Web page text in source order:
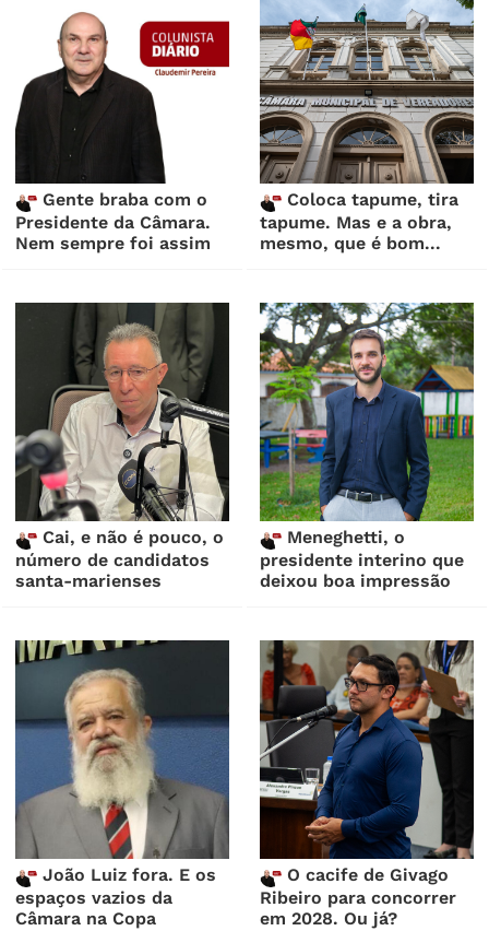
Gente braba com o
Presidente da Câmara.
Nem sempre foi assim
Coloca tapume, tira
tapume. Mas e a obra,
mesmo, que é bom...
Cai, e não é pouco, o
número de candidatos
santa-marienses
Meneghetti, o
presidente interino que
deixou boa impressão
João Luiz fora. E os
espaços vazios da
Câmara na Copa
O cacife de Givago
Ribeiro para concorrer
em 2028. Ou já?